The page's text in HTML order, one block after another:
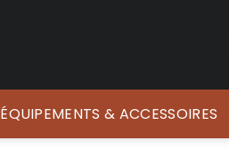
ÉQUIPEMENTS & ACCESSOIRES